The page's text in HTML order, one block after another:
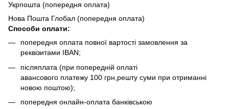
Укрпошта (попередня оплата)
Нова Пошта Глобал (попередня оплата)
Способи оплати:
попередня оплата повної вартості замовлення за
реквізитами IBAN;
післяплата (при попередній оплаті
авансового платежу 100 грн,решту суми при отриманні
новою поштою);
попередня онлайн-оплата банківською